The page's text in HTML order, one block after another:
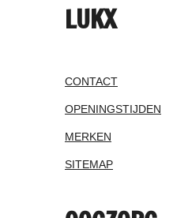
LUKX
CONTACT
OPENINGSTIJDEN
MERKEN
SITEMAP